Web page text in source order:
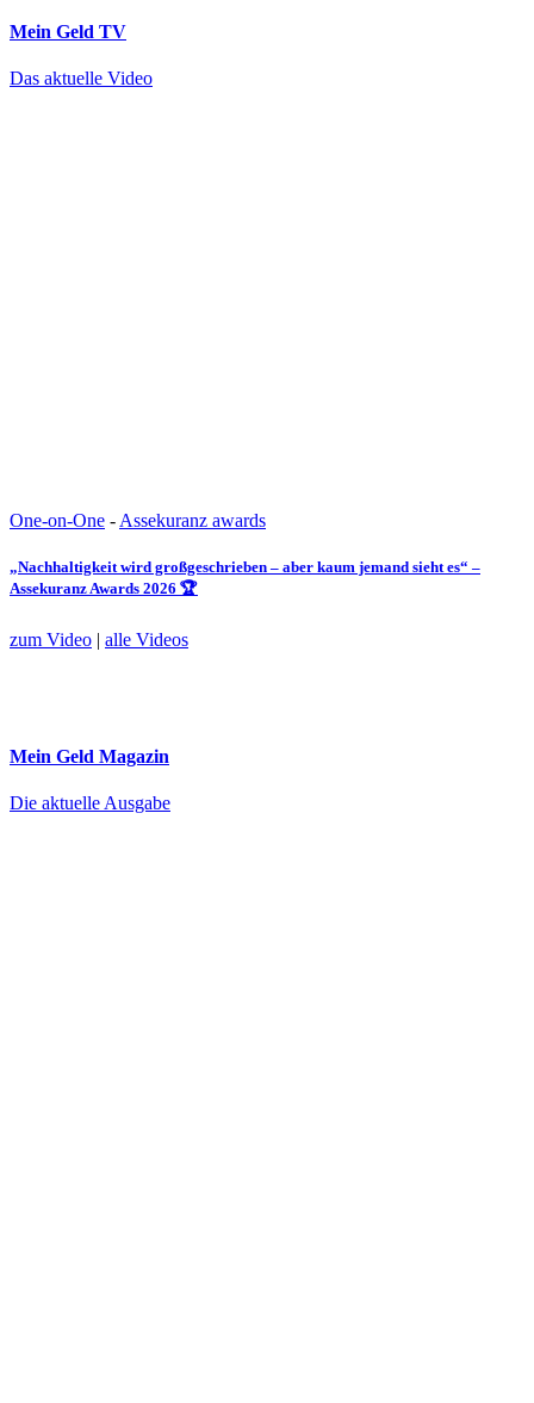
Mein Geld TV
Das aktuelle Video
One-on-One - Assekuranz awards
„Nachhaltigkeit wird großgeschrieben – aber kaum jemand sieht es“ –
Assekuranz Awards 2026 🏆
zum Video | alle Videos
Mein Geld Magazin
Die aktuelle Ausgabe